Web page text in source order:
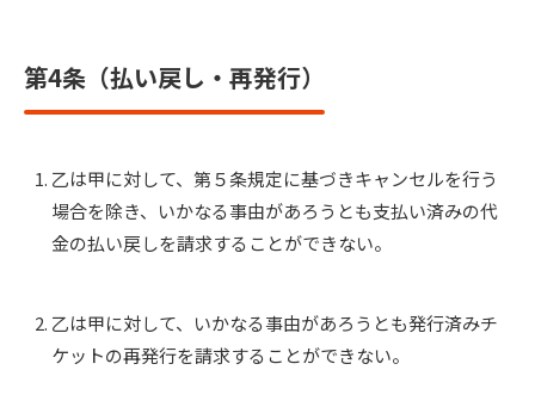
第4条（払い戻し・再発行）
乙は甲に対して、第５条規定に基づきキャンセルを行う
場合を除き、いかなる事由があろうとも支払い済みの代
金の払い戻しを請求することができない。
乙は甲に対して、いかなる事由があろうとも発行済みチ
ケットの再発行を請求することができない。